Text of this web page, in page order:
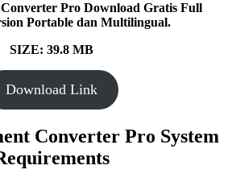
Pro Download Gratis Full
Portable dan Multilingual.
SIZE: 39.8 MB
Download Link
Converter Pro System